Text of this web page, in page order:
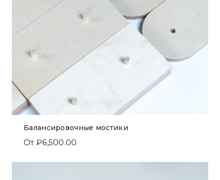
Балансировочные мостики
От ₽6,500.00